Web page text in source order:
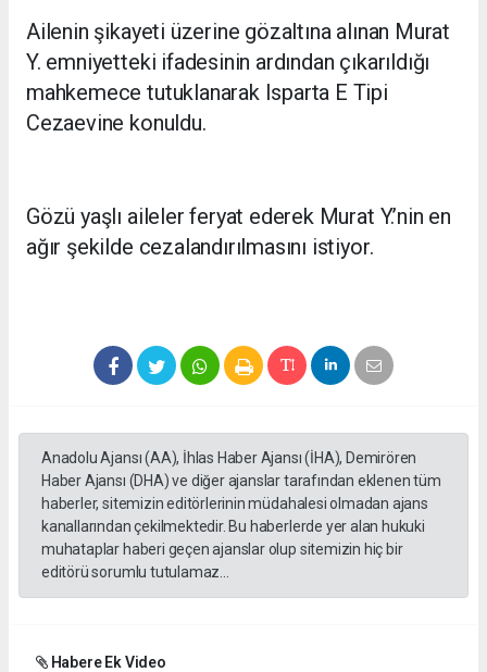
Ailenin şikayeti üzerine gözaltına alınan Murat
Y. emniyetteki ifadesinin ardından çıkarıldığı
mahkemece tutuklanarak Isparta E Tipi
Cezaevine konuldu.
Gözü yaşlı aileler feryat ederek Murat Y.’nin en
ağır şekilde cezalandırılmasını istiyor.
Anadolu Ajansı (AA), İhlas Haber Ajansı (İHA), Demirören
Haber Ajansı (DHA) ve diğer ajanslar tarafından eklenen tüm
haberler, sitemizin editörlerinin müdahalesi olmadan ajans
kanallarından çekilmektedir. Bu haberlerde yer alan hukuki
muhataplar haberi geçen ajanslar olup sitemizin hiç bir
editörü sorumlu tutulamaz...
Habere Ek Video